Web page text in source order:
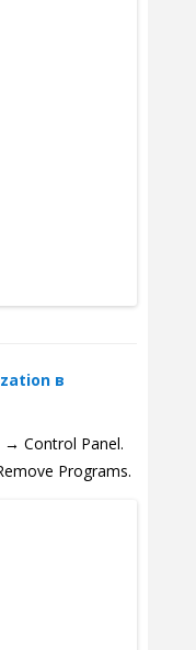
в
Control Panel.
Programs.